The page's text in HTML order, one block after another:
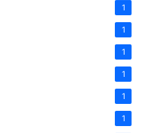
1
1
1
1
1
1